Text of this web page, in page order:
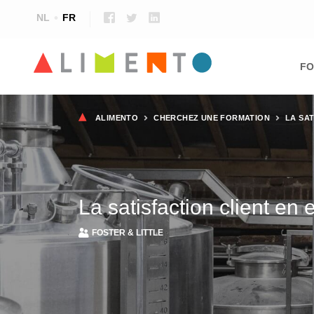
NL FR
Fil
ALIMENTO CHERCHEZ UNE FORMATION LA
La satisfaction client en
FOSTER & LITTLE